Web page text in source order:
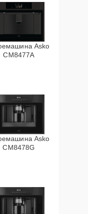
Asko
CM8477A
Asko
CM8478G